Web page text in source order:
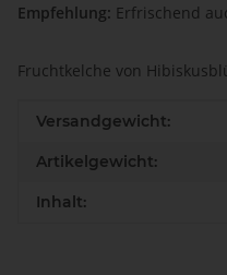
Empfehlung: Erfrischend
Fruchtkelche von
Produkteigenschaft
Wert
Versandgewicht:
Artikelgewicht:
Inhalt: